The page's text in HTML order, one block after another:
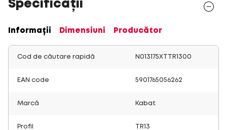
Specificații
Informații Dimensiuni Producător
Cod de căutare rapidă N013175XTTR1300
EAN code 5901765056262
Marcă Kabat
Profil TR13